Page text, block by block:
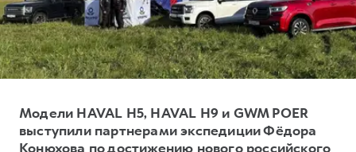
H7
от 3 799 000 ₽
H9
от 4 799 000 ₽
Тест-драйв
Трейд-ин
Кредитный калькулятор
СЕРВИСНОЕ ОБСЛУЖИВАНИЕ
Нулевое ТО
Программа «Помощь на дороге»
Электронный ПТС
О дилере
Наша команда
Контакты
Модели HAVAL H5, HAVAL H9 и GWM POER
выступили партнерами экспедиции Фёдора
Конюхова по достижению нового российского